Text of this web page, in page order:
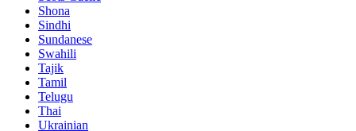
Shona
Sindhi
Sundanese
Swahili
Tajik
Tamil
Telugu
Thai
Ukrainian